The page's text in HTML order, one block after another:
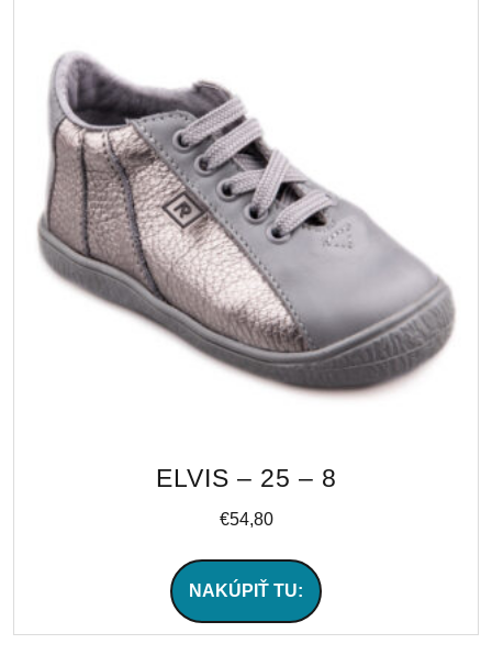
ELVIS – 25 – 8
€54,80
NAKÚPIŤ TU: